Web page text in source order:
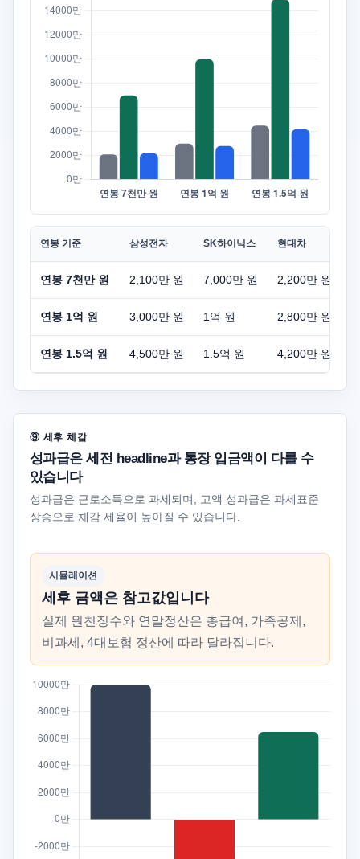
연봉 기준 삼성전자 SK하이닉스 현대차
연봉 7천만 원 2,100만 원 7,000만 원 2,200만 원
연봉 1억 원 3,000만 원 1억 원 2,800만 원
연봉 1.5억 원 4,500만 원 1.5억 원 4,200만 원
⑨ 세후 체감
성과급은 세전 headline과 통장 입금액이 다를 수
있습니다
성과급은 근로소득으로 과세되며, 고액 성과급은 과세표준
상승으로 체감 세율이 높아질 수 있습니다.
시뮬레이션
세후 금액은 참고값입니다
실제 원천징수와 연말정산은 총급여, 가족공제,
비과세, 4대보험 정산에 따라 달라집니다.